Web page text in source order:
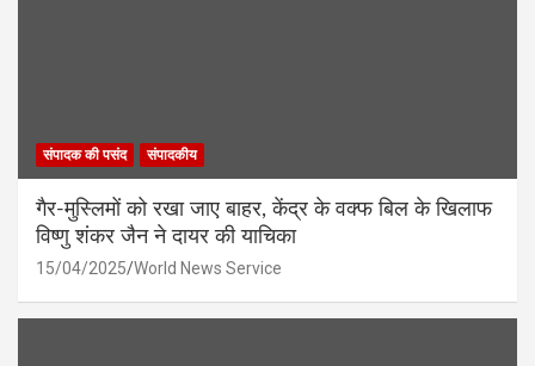
संपादक की पसंद संपादकीय
गैर-मुस्लिमों को रखा जाए बाहर, केंद्र के वक्फ बिल के खिलाफ
विष्णु शंकर जैन ने दायर की याचिका
15/04/2025 World News Service